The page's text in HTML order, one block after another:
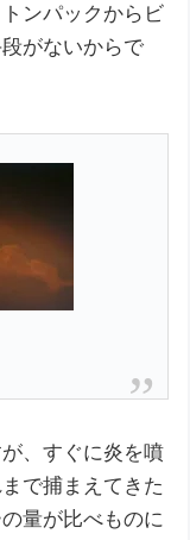
ンパックからビ
がないからで
、すぐに炎を噴
で捕まえてきた
量が比べものに